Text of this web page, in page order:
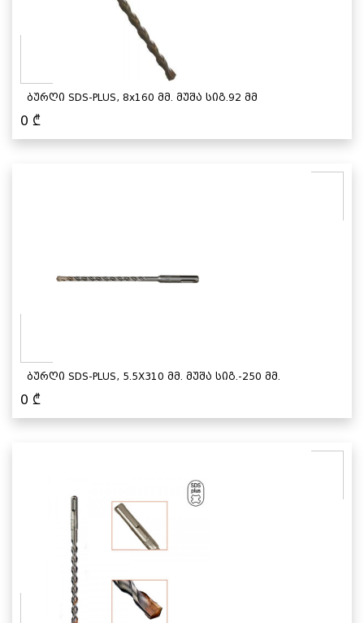
ბურღი SDS-PLUS, 8x160 მმ. მუშა სიგ.92 მმ
0 ₾
ბურღი SDS-PLUS, 5.5X310 მმ. მუშა სიგ.-250 მმ.
0 ₾